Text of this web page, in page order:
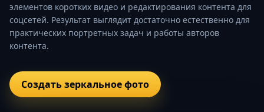
элементов коротких видео и редактирования контента для
соцсетей. Результат выглядит достаточно естественно для
практических портретных задач и работы авторов
контента.
Создать зеркальное фото